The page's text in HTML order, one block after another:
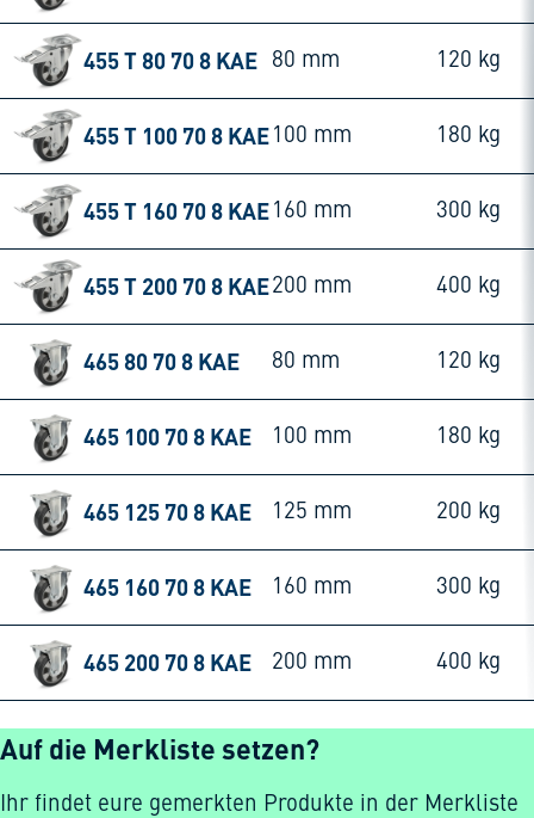
455 T 80 70 8 KAE 80 mm 120 kg
455 T 100 70 8 KAE 100 mm 180 kg
455 T 160 70 8 KAE 160 mm 300 kg
455 T 200 70 8 KAE200 mm 400 kg
465 80 70 8 KAE 80 mm 120 kg
465 100 70 8 KAE 100 mm 180 kg
465 125 70 8 KAE 125 mm 200 kg
465 160 70 8 KAE 160 mm 300 kg
465 200 70 8 KAE 200 mm 400 kg
Auf die Merkliste setzen?
Ihr findet eure gemerkten Produkte in der Merkliste